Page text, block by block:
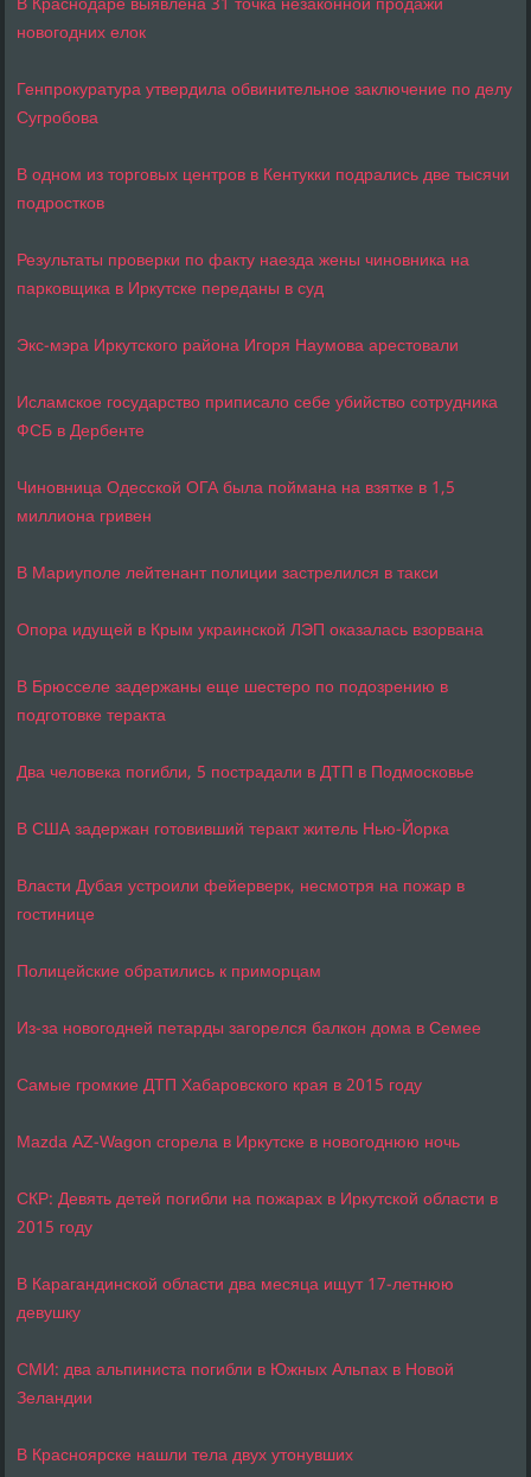
новогодних елок
Генпрокуратура утвердила обвинительное заключение по делу
Сугробова
В одном из торговых центров в Кентукки подрались две тысячи
подростков
Результаты проверки по факту наезда жены чиновника на
парковщика в Иркутске переданы в суд
Экс-мэра Иркутского района Игоря Наумова арестовали
Исламское государство приписало себе убийство сотрудника
ФСБ в Дербенте
Чиновница Одесской ОГА была поймана на взятке в 1,5
миллиона гривен
В Мариуполе лейтенант полиции застрелился в такси
Опора идущей в Крым украинской ЛЭП оказалась взорвана
В Брюсселе задержаны еще шестеро по подозрению в
подготовке теракта
Два человека погибли, 5 пострадали в ДТП в Подмосковье
В США задержан готовивший теракт житель Нью-Йорка
Власти Дубая устроили фейерверк, несмотря на пожар в
гостинице
Полицейские обратились к приморцам
Из-за новогодней петарды загорелся балкон дома в Семее
Самые громкие ДТП Хабаровского края в 2015 году
Mazda AZ-Wagon сгорела в Иркутске в новогоднюю ночь
СКР: Девять детей погибли на пожарах в Иркутской области в
2015 году
В Карагандинской области два месяца ищут 17-летнюю
девушку
СМИ: два альпиниста погибли в Южных Альпах в Новой
Зеландии
В Красноярске нашли тела двух утонувших